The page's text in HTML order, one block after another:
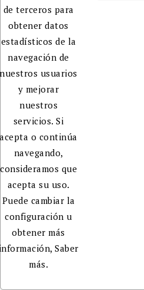
de terceros para
obtener datos
estadísticos de la
navegación de
nuestros usuarios
y mejorar
nuestros
servicios. Si
acepta o continúa
navegando,
consideramos que
acepta su uso.
Puede cambiar la
configuración u
obtener más
Saber
más.